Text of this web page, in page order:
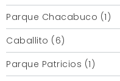
Parque Chacabuco (1)
Caballito (6)
Parque Patricios (1)